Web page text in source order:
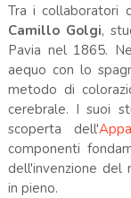
Tra i collaboratori
Camillo Golgi,
Pavia nel 1865.
aequo con lo
metodo di
cerebrale. I suoi
scoperta dell'
componenti
dell'invenzione del
in pieno.